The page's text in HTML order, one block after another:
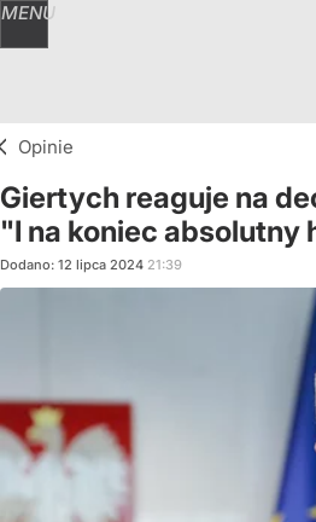
MENU
Opinie
Giertych reaguje na
"I na koniec absolutny
Dodano: 12 lipca 2024 21:39